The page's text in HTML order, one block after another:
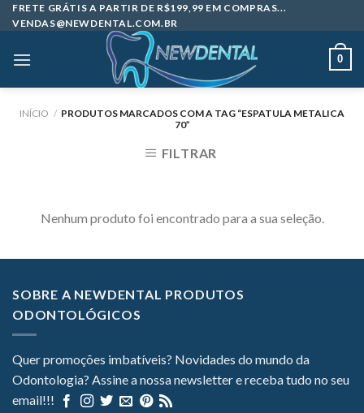
Skip
to
FRETE GRÁTIS A PARTIR DE R$199,99 EM COMPRAS...
VENDAS@NEWDENTAL.COM.BR
0
INÍCIO / PRODUTOS MARCADOS COM A TAG “ESPATULA METALICA
70”
FILTRAR
Nenhum produto foi encontrado para a sua seleção.
SOBRE A NEWDENTAL PRODUTOS
ODONTOLÓGICOS
Quer promoções imbatíveis? Novidades do mundo da
Odontologia? Assine a nossa newsletter e receba tudo no seu
email!!!